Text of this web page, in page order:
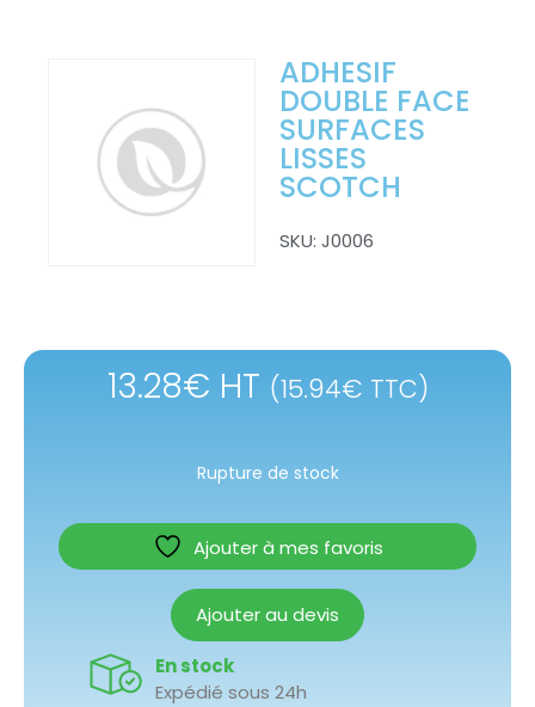
ADHESIF
DOUBLE FACE
SURFACES
LISSES
SCOTCH
SKU: J0006
13.28€ HT (15.94€ TTC)
Rupture de stock
Ajouter à mes favoris
Ajouter au devis
En stock
Expédié sous 24h